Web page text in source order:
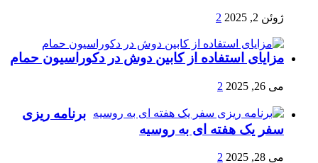
ژوئن 2, 2025 2
مزایای استفاده از کابین دوش در دکوراسیون حمام
می 26, 2025 2
برنامه ریزی
سفر یک هفته ای به روسیه
می 28, 2025 2